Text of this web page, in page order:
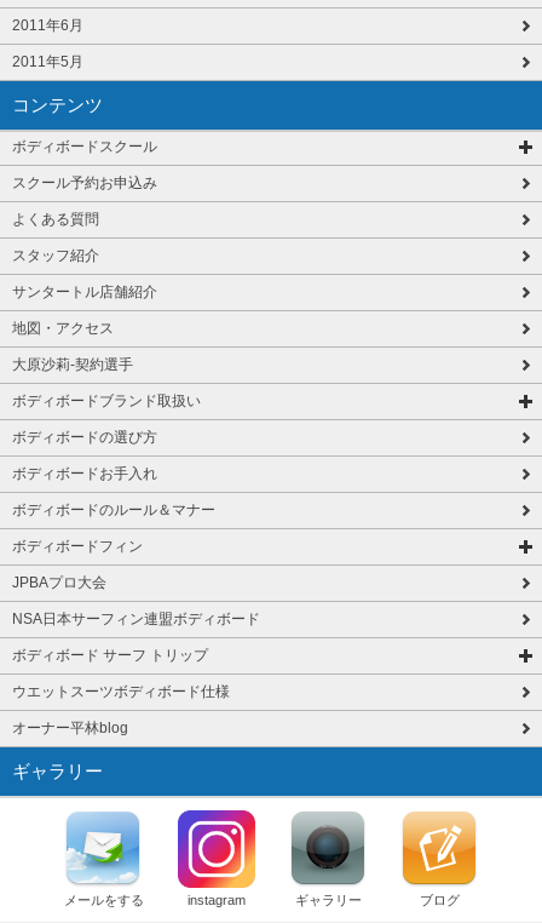
2011年6月
2011年5月
コンテンツ
ボディボードスクール
スクール予約お申込み
よくある質問
スタッフ紹介
サンタートル店舗紹介
地図・アクセス
大原沙莉-契約選手
ボディボードブランド取扱い
ボディボードの選び方
ボディボードお手入れ
ボディボードのルール＆マナー
ボディボードフィン
JPBAプロ大会
NSA日本サーフィン連盟ボディボード
ボディボード サーフ トリップ
ウエットスーツボディボード仕様
オーナー平林blog
ギャラリー
メールをする instagram ギャラリー ブログ